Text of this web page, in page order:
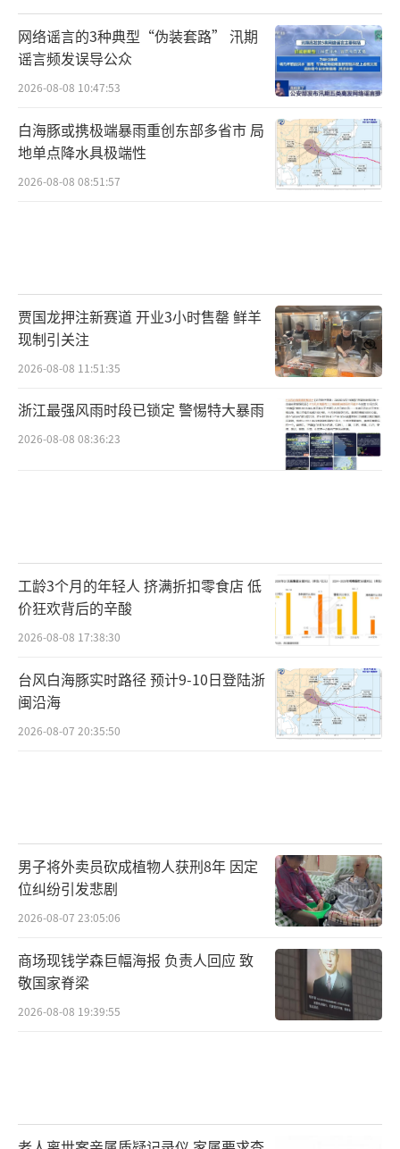
网络谣言的3种典型“伪装套路” 汛期
谣言频发误导公众
2026-08-08 10:47:53
白海豚或携极端暴雨重创东部多省市 局
地单点降水具极端性
2026-08-08 08:51:57
贾国龙押注新赛道 开业3小时售罄 鲜羊
现制引关注
2026-08-08 11:51:35
浙江最强风雨时段已锁定 警惕特大暴雨
2026-08-08 08:36:23
工龄3个月的年轻人 挤满折扣零食店 低
价狂欢背后的辛酸
2026-08-08 17:38:30
台风白海豚实时路径 预计9-10日登陆浙
闽沿海
2026-08-07 20:35:50
男子将外卖员砍成植物人获刑8年 因定
位纠纷引发悲剧
2026-08-07 23:05:06
商场现钱学森巨幅海报 负责人回应 致
敬国家脊梁
2026-08-08 19:39:55